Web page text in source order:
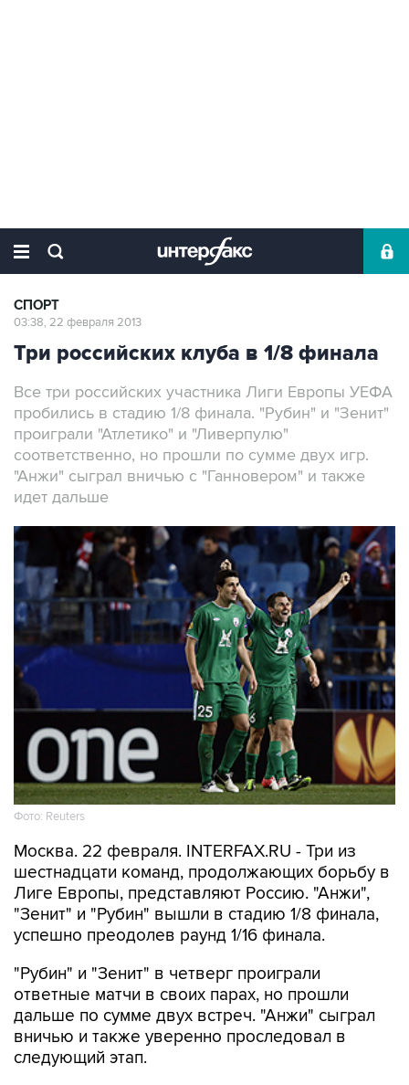
СПОРТ
03:38, 22 февраля 2013
Три российских клуба в 1/8 финала
Все три российских участника Лиги Европы УЕФА
пробились в стадию 1/8 финала. "Рубин" и "Зенит"
проиграли "Атлетико" и "Ливерпулю"
соответственно, но прошли по сумме двух игр.
"Анжи" сыграл вничью с "Ганновером" и также
идет дальше
Фото: Reuters
Москва. 22 февраля. INTERFAX.RU - Три из
шестнадцати команд, продолжающих борьбу в
Лиге Европы, представляют Россию. "Анжи",
"Зенит" и "Рубин" вышли в стадию 1/8 финала,
успешно преодолев раунд 1/16 финала.
"Рубин" и "Зенит" в четверг проиграли
ответные матчи в своих парах, но прошли
дальше по сумме двух встреч. "Анжи" сыграл
вничью и также уверенно проследовал в
следующий этап.